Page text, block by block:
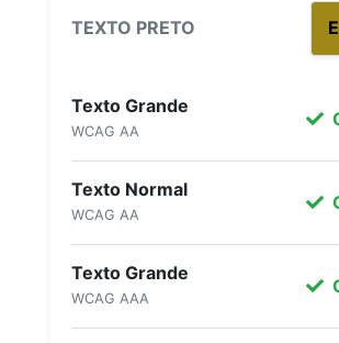
TEXTO PRETO
Texto Grande
WCAG AA
Texto Normal
WCAG AA
Texto Grande
WCAG AAA